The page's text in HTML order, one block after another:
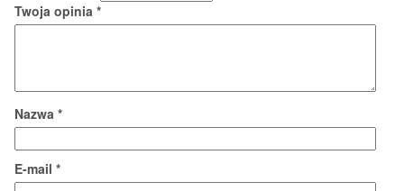
Twoja opinia *
Nazwa *
E-mail *